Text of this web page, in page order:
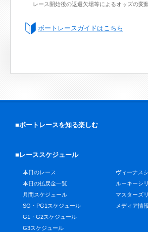
レース開始後の返還欠場等によるオッズの変
ボートレースガイドはこちら
■ボートレースを知る楽しむ
■レーススケジュール
本日のレース
本日の払戻金一覧
月間スケジュール
SG・PG1スケジュール
G1・G2スケジュール
G3スケジュール
ヴィーナス
ルーキーシ
マスターズ
メディア情報